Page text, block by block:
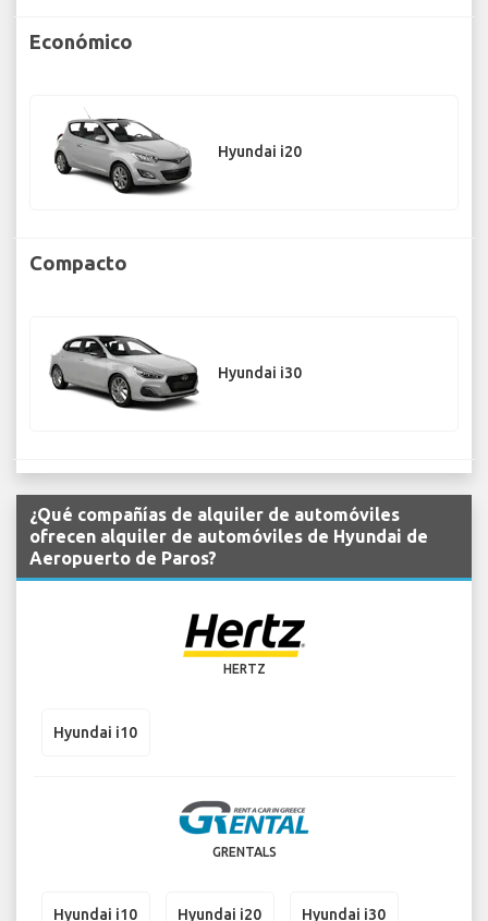
Económico
Hyundai i20
Compacto
Hyundai i30
¿Qué compañías de alquiler de automóviles
ofrecen alquiler de automóviles de Hyundai de
Aeropuerto de Paros?
HERTZ
Hyundai i10
GRENTALS
Hyundai i10 Hyundai i20 Hyundai i30